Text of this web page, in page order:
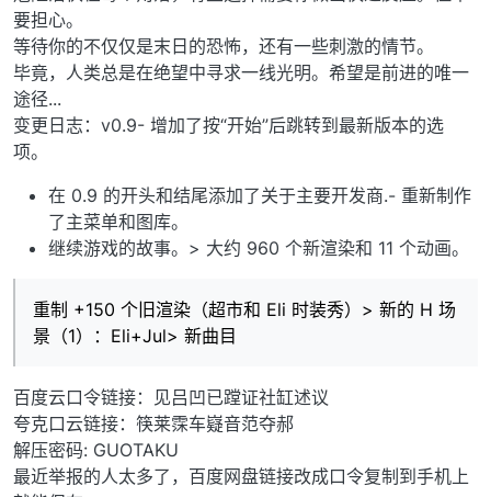
要担心。
等待你的不仅仅是末日的恐怖，还有一些刺激的情节。
毕竟，人类总是在绝望中寻求一线光明。希望是前进的唯一
途径...
变更日志：v0.9- 增加了按“开始”后跳转到最新版本的选
项。
在 0.9 的开头和结尾添加了关于主要开发商.- 重新制作
了主菜单和图库。
继续游戏的故事。> 大约 960 个新渲染和 11 个动画。
重制 +150 个旧渲染（超市和 Eli 时装秀）> 新的 H 场
景（1）：Eli+Jul> 新曲目
百度云口令链接：见吕凹已蹚证社缸述议
夸克口云链接：筷莱霂车嶷音范夺郝
解压密码: GUOTAKU
最近举报的人太多了，百度网盘链接改成口令复制到手机上